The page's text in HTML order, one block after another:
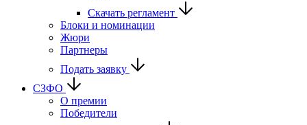
Скачать регламент
Блоки и номинации
Жюри
Партнеры
Подать заявку
СЗФО
О премии
Победители